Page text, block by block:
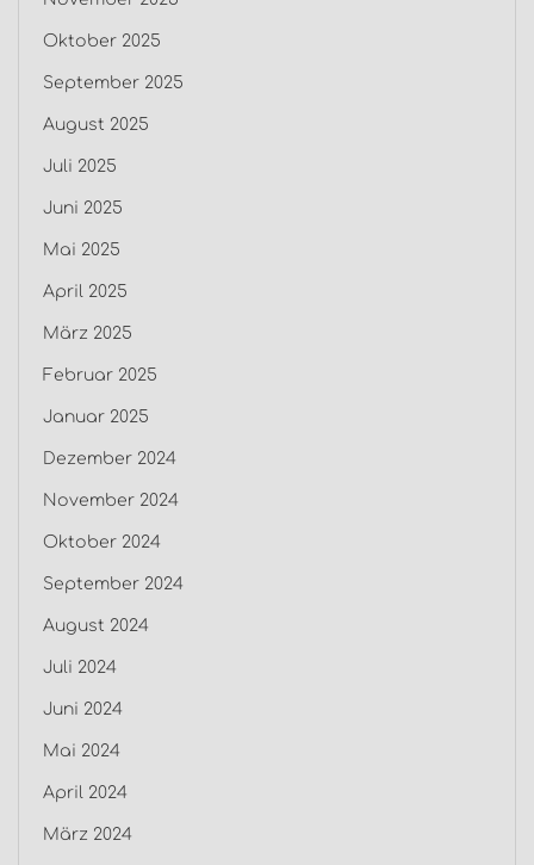
Oktober 2025
September 2025
August 2025
Juli 2025
Juni 2025
Mai 2025
April 2025
März 2025
Februar 2025
Januar 2025
Dezember 2024
November 2024
Oktober 2024
September 2024
August 2024
Juli 2024
Juni 2024
Mai 2024
April 2024
März 2024